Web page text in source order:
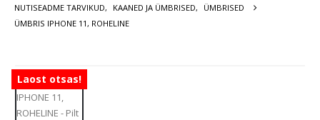
NUTISEADME TARVIKUD, KAANED JA ÜMBRISED,
ÜMBRISED
ÜMBRIS IPHONE 11, ROHELINE
Laost otsas!